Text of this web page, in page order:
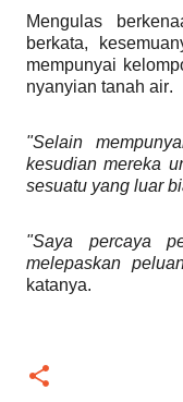
Mengulas
berkata,
mempunyai
nyanyian tanah air.
"Selain
kesudian mereka
sesuatu yang luar
"Saya percaya
melepaskan
katanya.